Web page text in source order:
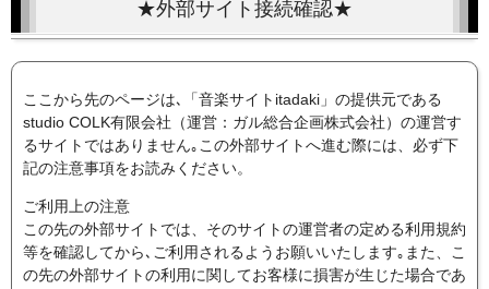
★外部サイト接続確認★
ここから先のページは､「音楽サイトitadaki」の提供元である
studio COLK有限会社（運営：ガル総合企画株式会社）の運営す
るサイトではありません｡この外部サイトへ進む際には、必ず下
記の注意事項をお読みください。
ご利用上の注意
この先の外部サイトでは、そのサイトの運営者の定める利用規約
等を確認してから､ご利用されるようお願いいたします｡また、こ
の先の外部サイトの利用に関してお客様に損害が生じた場合であ